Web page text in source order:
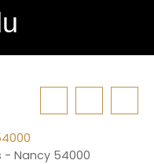
- Nancy 54000